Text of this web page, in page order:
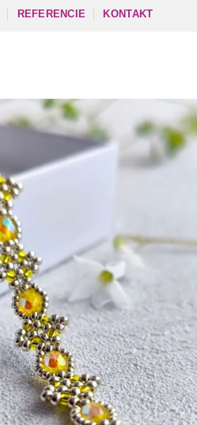
REFERENCIE KONTAKT
Túto
krasotinku